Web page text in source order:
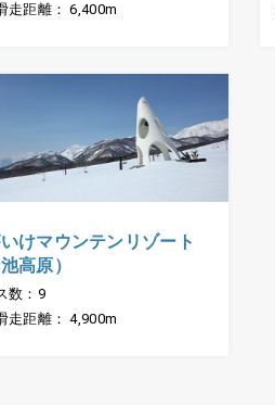
走距離： 6,400m
けマウンテンリゾート
池高原）
数：9
走距離： 4,900m